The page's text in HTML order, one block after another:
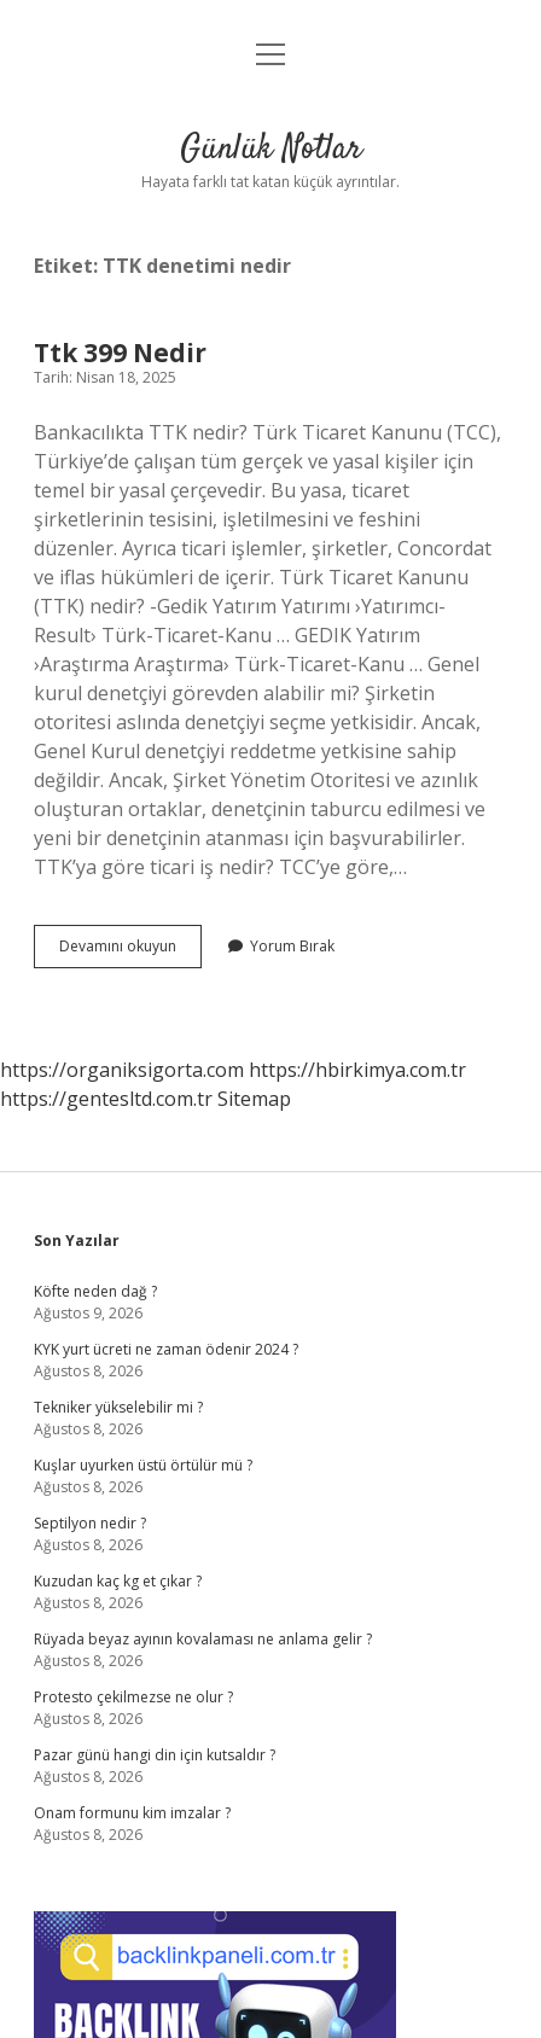
Anasayfa
Yasal Uyarı
menüyü
Günlük Notlar
Hayata farklı tat katan küçük ayrıntılar.
Etiket: TTK denetimi nedir
Ttk 399 Nedir
Tarih: Nisan 18, 2025
Bankacılıkta TTK nedir? Türk Ticaret Kanunu (TCC),
Türkiye’de çalışan tüm gerçek ve yasal kişiler için
temel bir yasal çerçevedir. Bu yasa, ticaret
şirketlerinin tesisini, işletilmesini ve feshini
düzenler. Ayrıca ticari işlemler, şirketler, Concordat
ve iflas hükümleri de içerir. Türk Ticaret Kanunu
(TTK) nedir? -Gedik Yatırım Yatırımı ›Yatırımcı-
Result› Türk-Ticaret-Kanu … GEDIK Yatırım
›Araştırma Araştırma› Türk-Ticaret-Kanu … Genel
kurul denetçiyi görevden alabilir mi? Şirketin
otoritesi aslında denetçiyi seçme yetkisidir. Ancak,
Genel Kurul denetçiyi reddetme yetkisine sahip
değildir. Ancak, Şirket Yönetim Otoritesi ve azınlık
oluşturan ortaklar, denetçinin taburcu edilmesi ve
yeni bir denetçinin atanması için başvurabilirler.
TTK’ya göre ticari iş nedir? TCC’ye göre,…
Devamını okuyun
399
Yorum Bırak
https://organiksigorta.com https://hbirkimya.com.tr
https://gentesltd.com.trSitemap
Sidebar
Son Yazılar
Köfte neden dağ ?
Ağustos 9, 2026
KYK yurt ücreti ne zaman ödenir 2024 ?
Ağustos 8, 2026
Tekniker yükselebilir mi ?
Ağustos 8, 2026
Kuşlar uyurken üstü örtülür mü ?
Ağustos 8, 2026
Septilyon nedir ?
Ağustos 8, 2026
Kuzudan kaç kg et çıkar ?
Ağustos 8, 2026
Rüyada beyaz ayının kovalaması ne anlama gelir ?
Ağustos 8, 2026
Protesto çekilmezse ne olur ?
Ağustos 8, 2026
Pazar günü hangi din için kutsaldır ?
Ağustos 8, 2026
Onam formunu kim imzalar ?
Ağustos 8, 2026